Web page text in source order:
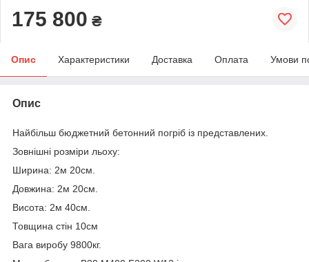
175 800 ₴
Опис Характеристики Доставка Оплата Умови
Опис
Найбільш бюджетний бетонний погріб із представлених.
Зовнішні розміри льоху:
Ширина: 2м 20см.
Довжина: 2м 20см.
Висота: 2м 40см.
Товщина стін 10см
Вага виробу 9800кг.